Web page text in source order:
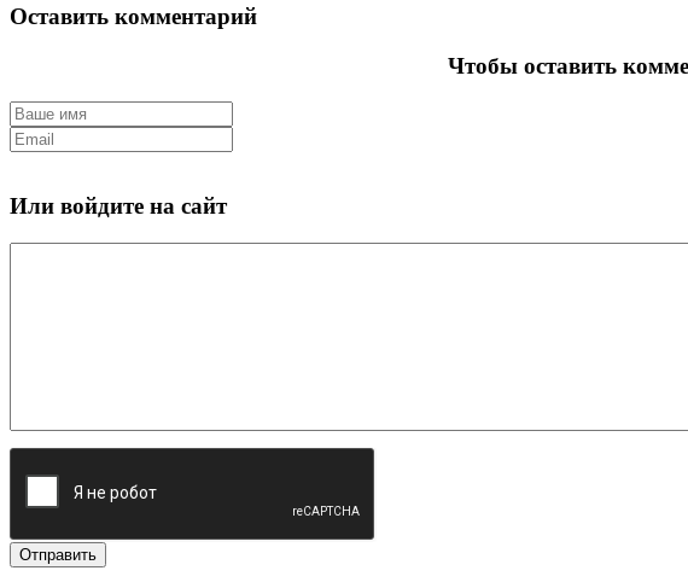
Оставить комментарий
Чтобы оставить
Или войдите на сайт